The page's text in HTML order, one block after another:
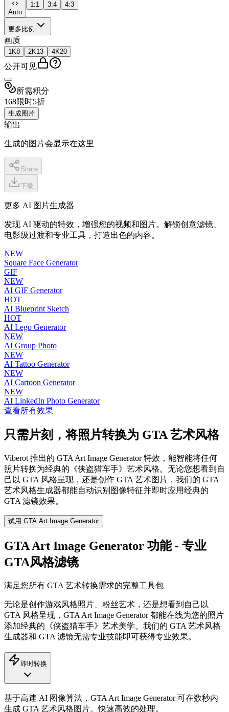
Auto
1:1 3:4 4:3
更多比例
画质
1K8 2K13 4K20
公开可见
所需积分
168限时5折
生成图片
输出
生成的图片会显示在这里
Share
下载
更多 AI 图片生成器
发现 AI 驱动的特效，增强您的视频和图片。解锁创意滤镜、
电影级过渡和专业工具，打造出色的内容。
NEW
Square Face Generator
GIF
NEW
AI GIF Generator
HOT
AI Blueprint Sketch
HOT
AI Lego Generator
NEW
AI Group Photo
NEW
AI Tattoo Generator
NEW
AI Cartoon Generator
NEW
AI LinkedIn Photo Generator
查看所有效果
只需片刻，将照片转换为 GTA 艺术风格
Viberot 推出的 GTA Art Image Generator 特效，能智能将任何
照片转换为经典的《侠盗猎车手》艺术风格。无论您想看到自
己以 GTA 风格呈现，还是创作 GTA 艺术图片，我们的 GTA
艺术风格生成器都能自动识别图像特征并即时应用经典的
GTA 滤镜效果。
试用 GTA Art Image Generator
GTA Art Image Generator 功能 - 专业
GTA风格滤镜
满足您所有 GTA 艺术转换需求的完整工具包
无论是创作游戏风格照片、粉丝艺术，还是想看到自己以
GTA 风格呈现，GTA Art Image Generator 都能在线为您的照片
添加经典的《侠盗猎车手》艺术美学。我们的 GTA 艺术风格
生成器和 GTA 滤镜无需专业技能即可获得专业效果。
即时转换
基于高速 AI 图像算法，GTA Art Image Generator 可在数秒内
生成 GTA 艺术风格图片。快速高效的处理。